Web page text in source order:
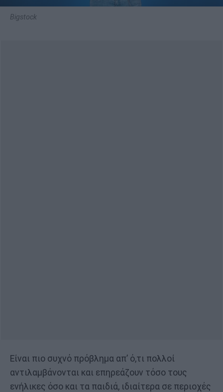
Bigstock
Είναι πιο συχνό πρόβλημα απ’ ό,τι πολλοί
αντιλαμβάνονται και επηρεάζουν τόσο τους
ενήλικες όσο και τα παιδιά, ιδιαίτερα σε περιοχές